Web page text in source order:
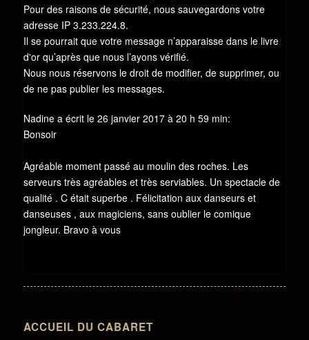
Pour des raisons de sécurité, nous sauvegardons votre
adresse IP 3.233.224.8.
Il se pourrait que votre message n’apparaisse dans le livre
d'or qu’après que nous l’ayons vérifié.
Nous nous réservons le droit de modifier, de supprimer, ou
de ne pas publier les messages.
Nadine a écrit le 26 janvier 2017à 20 h 59 min:
Bonsoir
Agréable moment passé au moulin des roches. Les
serveurs très agréables et très serviables. Un spectacle de
qualité . C était superbe . Félicitation aux danseurs et
danseuses , aux magiciens, sans oublier le comique
jongleur. Bravo à vous
ACCUEIL DU CABARET